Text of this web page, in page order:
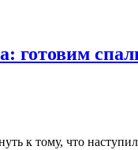
готовим
к тому, что